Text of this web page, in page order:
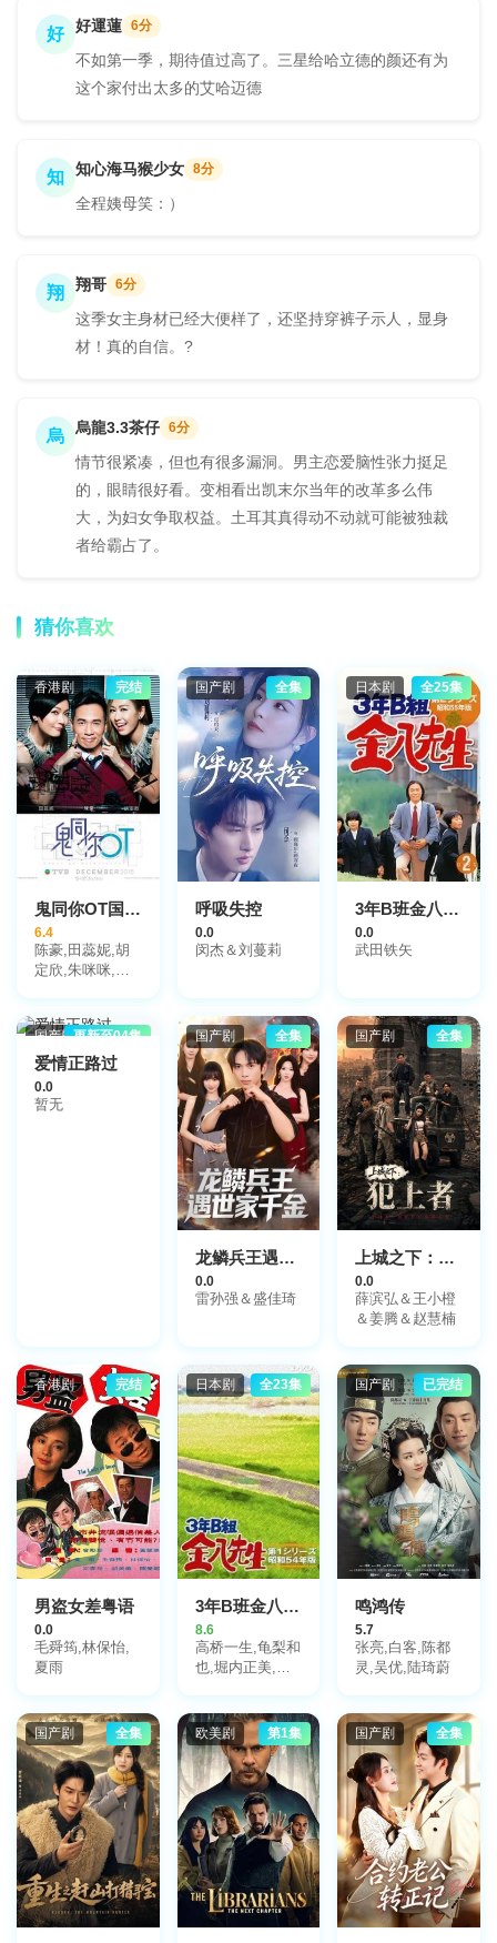
好 好運蓮 6分
不如第一季，期待值过高了。三星给哈立德的颜还有为
这个家付出太多的艾哈迈德
知 知心海马猴少女 8分
全程姨母笑：）
翔 翔哥 6分
这季女主身材已经大便样了，还坚持穿裤子示人，显身
材！真的自信。?
烏 烏龍3.3茶仔 6分
情节很紧凑，但也有很多漏洞。男主恋爱脑性张力挺足
的，眼睛很好看。变相看出凯末尔当年的改革多么伟
大，为妇女争取权益。土耳其真得动不动就可能被独裁
者给霸占了。
猜你喜欢
香港剧 完结
鬼同你OT国语版
6.4
陈豪,田蕊妮,胡
定欣,朱咪咪,敖
志光
国产剧 全集
呼吸失控
0.0
闵杰＆刘蔓莉
日本剧 全25集
3年B班金八老师第二季
0.0
武田铁矢
国产剧更新至04集
爱情正路过
0.0
暂无
国产剧 全集
龙鳞兵王遇世家千金
0.0
雷孙强＆盛佳琦
国产剧 全集
上城之下：犯上者
0.0
薛滨弘＆王小橙
＆姜腾＆赵慧楠
香港剧 完结
男盗女差粤语
0.0
毛舜筠,林保怡,
夏雨
日本剧 全23集
3年B班金八老师第5季
8.6
高桥一生,龟梨和
也,堀内正美,金
赏美津子,武田铁
矢,平野良
国产剧 已完结
鸣鸿传
5.7
张亮,白客,陈都
灵,吴优,陆琦蔚
国产剧 全集 欧美剧 第1集 国产剧 全集